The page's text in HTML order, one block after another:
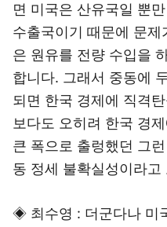
면 미국은 산유국일 뿐
수출국이기 때문에 문
은 원유를 전량 수입을
합니다. 그래서 중동에
되면 한국 경제에 직격
보다도 오히려 한국 경
큰 폭으로 출렁했던 그
동 정세 불확실성이라
◈ 최수영 : 더군다나 미